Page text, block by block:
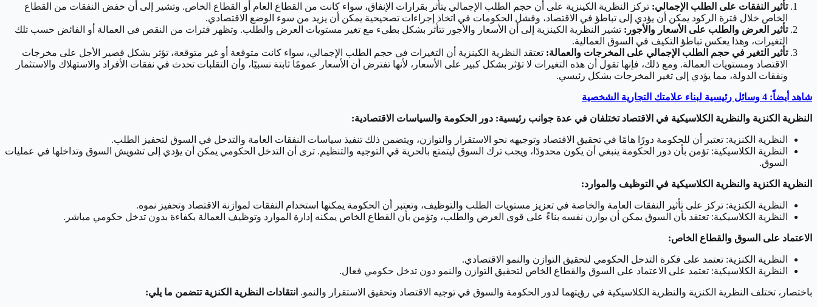
تأثير النفقات على الطلب الإجمالي: تركز النظرية الكينزية على أن حجم الطلب الإجمالي يتأثر بقرارات الإنفاق، سواء كانت من القطاع العام أو القطاع الخاص. وتشير إلى أن خفض النفقات من القطاع
الخاص خلال فترة الركود يمكن أن يؤدي إلى تباطؤ في الاقتصاد، وفشل الحكومات في اتخاذ إجراءات تصحيحية يمكن أن يزيد من سوء الوضع الاقتصادي.
تأثير العرض والطلب على الأسعار والأجور: تشير النظرية الكينزية إلى أن الأسعار والأجور تتأثر بشكل بطيء مع تغير مستويات العرض والطلب. وتظهر فترات من النقص في العمالة أو الفائض حسب تلك
التغيرات، وهذا يعكس تباطؤ التكيف في السوق العمالية.
تأثير التغير في حجم الطلب الإجمالي على المخرجات والعمالة: تعتقد النظرية الكينزية أن التغيرات في حجم الطلب الإجمالي، سواء كانت متوقعة أو غير متوقعة، تؤثر بشكل قصير الأجل على مخرجات
الاقتصاد ومستويات العمالة. ومع ذلك، فإنها تقول أن هذه التغيرات لا تؤثر بشكل كبير على الأسعار، لأنها تفترض أن الأسعار عمومًا ثابتة نسبيًا، وأن التقلبات تحدث في نفقات الأفراد والاستهلاك والاستثمار
ونفقات الدولة، مما يؤدي إلى تغير المخرجات بشكل رئيسي.
شاهد أيضاً: 4 وسائل رئيسية لبناء علامتك التجارية الشخصية
النظرية الكنزية والنظرية الكلاسيكية في الاقتصاد تختلفان في عدة جوانب رئيسية: دور الحكومة والسياسات الاقتصادية:
النظرية الكنزية: تعتبر أن للحكومة دورًا هامًا في تحقيق الاقتصاد وتوجيهه نحو الاستقرار والتوازن، ويتضمن ذلك تنفيذ سياسات النفقات العامة والتدخل في السوق لتحفيز الطلب.
النظرية الكلاسيكية: تؤمن بأن دور الحكومة ينبغي أن يكون محدودًا، ويجب ترك السوق ليتمتع بالحرية في التوجيه والتنظيم. ترى أن التدخل الحكومي يمكن أن يؤدي إلى تشويش السوق وتداخلها في عمليات
السوق.
النظرية الكنزية والنظرية الكلاسيكية في التوظيف والموارد:
النظرية الكنزية: تركز على تأثير النفقات العامة والخاصة في تعزيز مستويات الطلب والتوظيف، وتعتبر أن الحكومة يمكنها استخدام النفقات لموازنة الاقتصاد وتحفيز نموه.
النظرية الكلاسيكية: تعتقد بأن السوق يمكن أن يوازن نفسه بناءً على قوى العرض والطلب، وتؤمن بأن القطاع الخاص يمكنه إدارة الموارد وتوظيف العمالة بكفاءة بدون تدخل حكومي مباشر.
الاعتماد على السوق والقطاع الخاص:
النظرية الكنزية: تعتمد على فكرة التدخل الحكومي لتحقيق التوازن والنمو الاقتصادي.
النظرية الكلاسيكية: تعتمد على الاعتماد على السوق والقطاع الخاص لتحقيق التوازن والنمو دون تدخل حكومي فعال.
باختصار، تختلف النظرية الكنزية والنظرية الكلاسيكية في رؤيتهما لدور الحكومة والسوق في توجيه الاقتصاد وتحقيق الاستقرار والنمو. انتقادات النظرية الكنزية تتضمن ما يلي: